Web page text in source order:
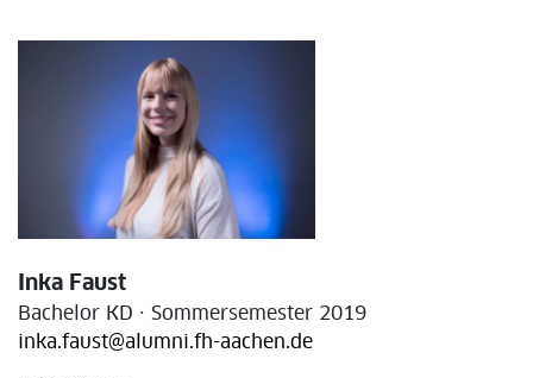
Inka Faust
Bachelor KD · Sommersemester 2019
inka.faust@alumni.fh-aachen.de